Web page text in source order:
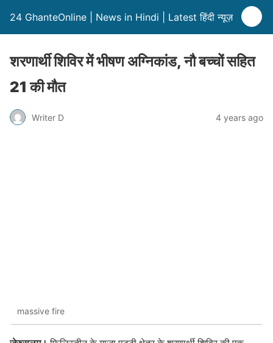
24 GhanteOnline | News in Hindi | Latest हिंदी न्यूज़
शरणार्थी शिविर में भीषण अग्निकांड, नौ बच्चों सहित
21 की मौत
Writer D 4 years ago
massive fire